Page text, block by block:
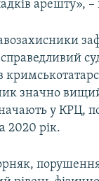
арешту», –
значно
у КРЦ,
2020 рік.